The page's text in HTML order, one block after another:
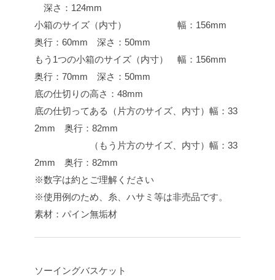
深さ：124mm
小箱のサイズ（内寸） 幅：156mm
奥行：60mm 深さ：50mm
もう1つの小箱のサイズ（内寸） 幅：156mm
奥行：70mm 深さ：50mm
底の仕切りの高さ：48mm
底の仕切ってある（片方のサイズ、内寸）幅：33
2mm 奥行：82mm
（もう片方のサイズ、内寸）幅：33
2mm 奥行：82mm
※数字は約とご理解ください
※使用例のため、糸、ハサミ等は非売品です。
素材：パイン無垢材
ソーイングバスケット